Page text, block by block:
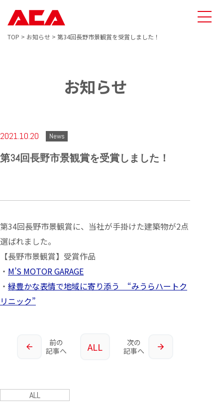
TOP > お知らせ > 第34回長野市景観賞を受賞しました！
お知らせ
2021.10.20 News
第34回長野市景観賞を受賞しました！
第34回長野市景観賞に、当社が手掛けた建築物が2点
選ばれました。
【長野市景観賞】受賞作品
・ M’S MOTOR GARAGE
・ 緑豊かな表情で地域に寄り添う “みうらハートク
リニック”
前の
記事へ
ALL
次の
記事へ
ALL